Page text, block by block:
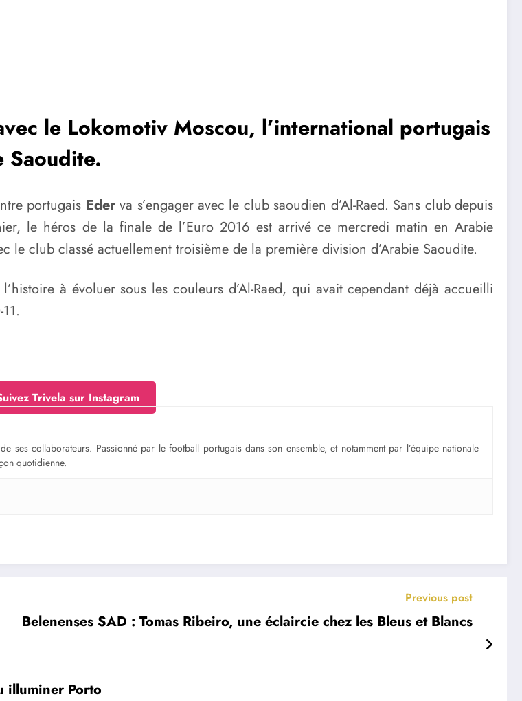
le Lokomotiv Moscou, l’international portugais
Saoudite.
portugais Ederva s’engager avec le club saoudien d’Al-Raed. Sans club depuis
le héros de la finale de l’Euro 2016 est arrivé ce mercredi matin en Arabie
le club classé actuellement troisième de la première division d’Arabie Saoudite.
à évoluer sous les couleurs d’Al-Raed, qui avait cependant déjà accueilli
Trivela sur Instagram
collaborateurs. Passionné par le football portugais dans son ensemble, et notamment par l’équipe nationale
quotidienne.
Previous post
Belenenses SAD : Tomas Ribeiro, une éclaircie chez les Bleus et Blancs
illuminer Porto